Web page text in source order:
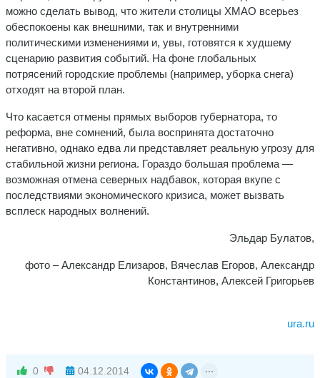
можно сделать вывод, что жители столицы ХМАО всерьез
обеспокоены как внешними, так и внутренними
политическими изменениями и, увы, готовятся к худшему
сценарию развития событий. На фоне глобальных
потрясений городские проблемы (например, уборка снега)
отходят на второй план.
Что касается отмены прямых выборов губернатора, то
реформа, вне сомнений, была воспринята достаточно
негативно, однако едва ли представляет реальную угрозу для
стабильной жизни региона. Гораздо большая проблема —
возможная отмена северных надбавок, которая вкупе с
последствиями экономического кризиса, может вызвать
всплеск народных волнений.
Эльдар Булатов,
фото – Александр Елизаров, Вячеслав Егоров, Александр
Константинов, Алексей Григорьев
ura.ru
0 04.12.2014